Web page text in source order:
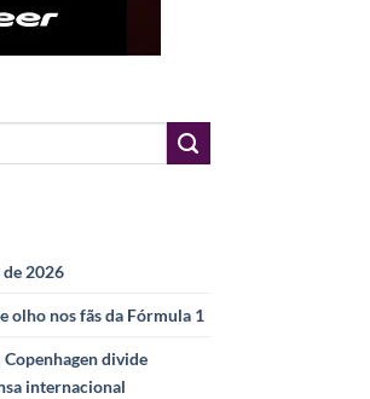
2026
olho nos fãs da Fórmula 1
Copenhagen divide
internacional